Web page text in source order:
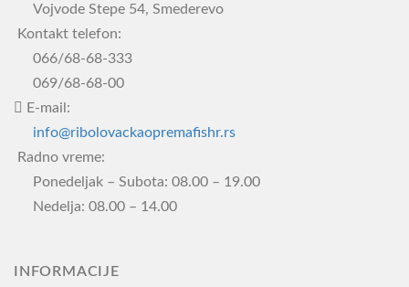
Опције
могу
бити
изабране
на
страници
производа.
Vojvode Stepe 54, Smederevo
Kontakt telefon:
066/68-68-333
069/68-68-00
E-mail:
info@ribolovackaopremafishr.rs
Radno vreme:
Ponedeljak – Subota: 08.00 – 19.00
Nedelja: 08.00 – 14.00
INFORMACIJE